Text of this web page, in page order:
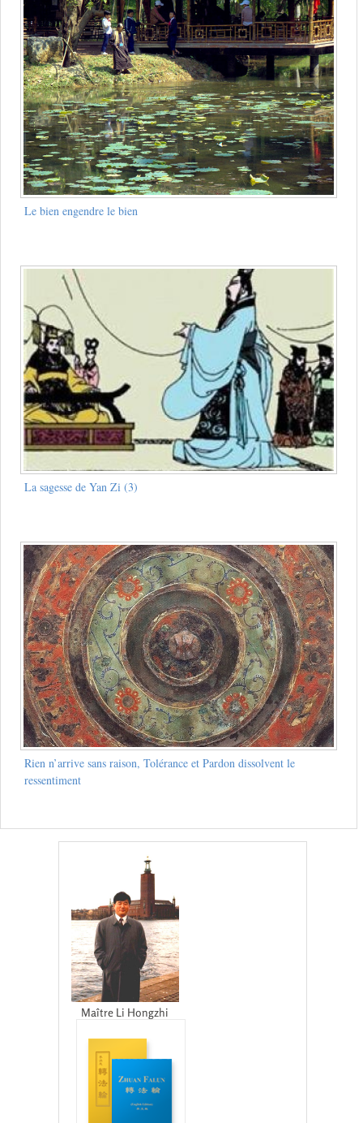
Le bien engendre le bien
La sagesse de Yan Zi (3)
Rien n’arrive sans raison, Tolérance et Pardon dissolvent le
ressentiment
Maître Li Hongzhi